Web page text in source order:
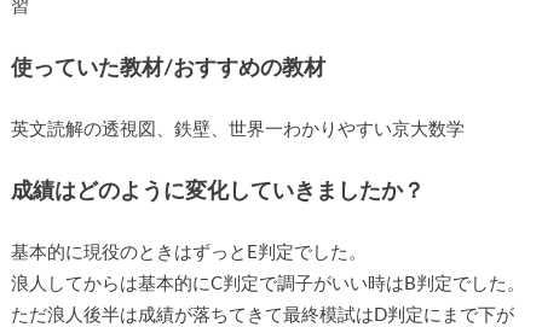
習
使っていた教材/おすすめの教材
英文読解の透視図、鉄壁、世界一わかりやすい京大数学
成績はどのように変化していきましたか？
基本的に現役のときはずっとE判定でした。
浪人してからは基本的にC判定で調子がいい時はB判定でした。
ただ浪人後半は成績が落ちてきて最終模試はD判定にまで下が